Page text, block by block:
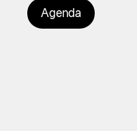
Agenda